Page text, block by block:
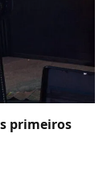
primeiros